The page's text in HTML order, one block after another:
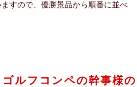
すので、優勝景品から順番に並べ
ルフコンペの幹事様の